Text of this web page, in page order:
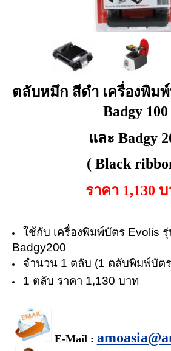
ตลับหมึก สีดำ เครื่องพิม
Badgy 100
และ Badgy
( Black
ราคา 1,130
ใช้กับ เครื่องพิมพ์บัตร Evolis
Badgy200
จำนวน 1 ตลับ (1 ตลับพิมพ์บัต
1 ตลับ ราคา 1,130 บาท
E-Mail :